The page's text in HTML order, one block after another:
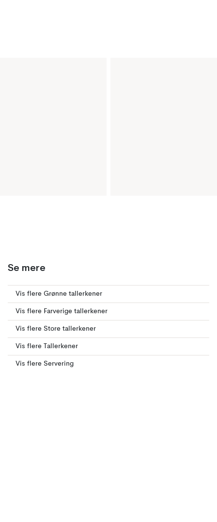
Se mere
Vis flere Grønne tallerkener
Vis flere Farverige tallerkener
Vis flere Store tallerkener
Vis flere Tallerkener
Vis flere Servering